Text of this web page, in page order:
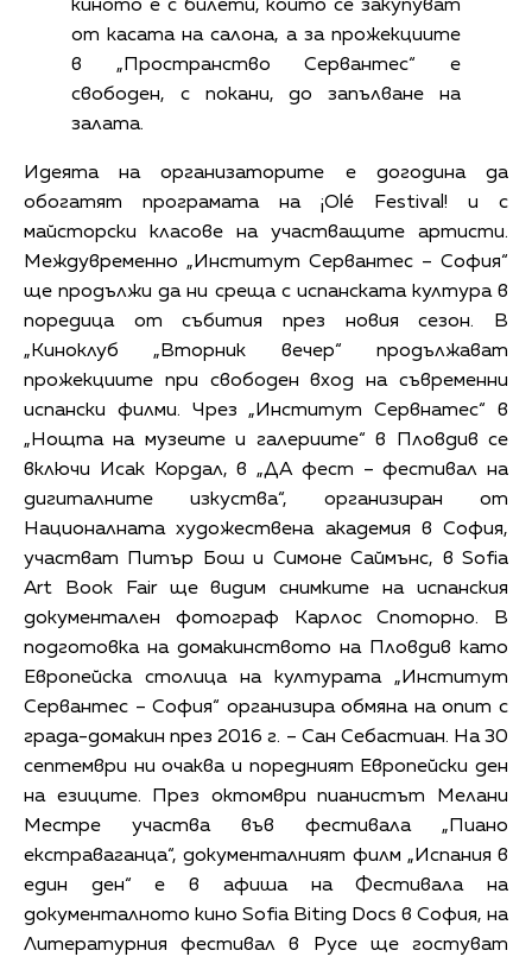
киното е с билети, които се закупуват
от касата на салона, а за прожекциите
в „Пространство Сервантес“ е
свободен, с покани, до запълване на
залата.
Идеята на организаторите е догодина да
обогатят програмата на ¡Olé Festival! и с
майсторски класове на участващите артисти.
Междувременно „Институт Сервантес – София“
ще продължи да ни среща с испанската култура в
поредица от събития през новия сезон. В
„Киноклуб „Вторник вечер“ продължават
прожекциите при свободен вход на съвременни
испански филми. Чрез „Институт Сервнатес“ в
„Нощта на музеите и галериите“ в Пловдив се
включи Исак Кордал, в „ДА фест – фестивал на
дигиталните изкуства“, организиран от
Националната художествена академия в София,
участват Питър Бош и Симоне Саймънс, в Sofia
Art Book Fair ще видим снимките на испанския
документален фотограф Карлос Споторно. В
подготовка на домакинството на Пловдив като
Европейска столица на културата „Институт
Сервантес – София“ организира обмяна на опит с
града-домакин през 2016 г. – Сан Себастиан. На 30
септември ни очаква и поредният Европейски ден
на езиците. През октомври пианистът Мелани
Местре участва във фестивала „Пиано
екстраваганца“, документалният филм „Испания в
един ден“ е в афиша на Фестивала на
документалното кино Sofia Biting Docs в София, на
Литературния фестивал в Русе ще гостуват